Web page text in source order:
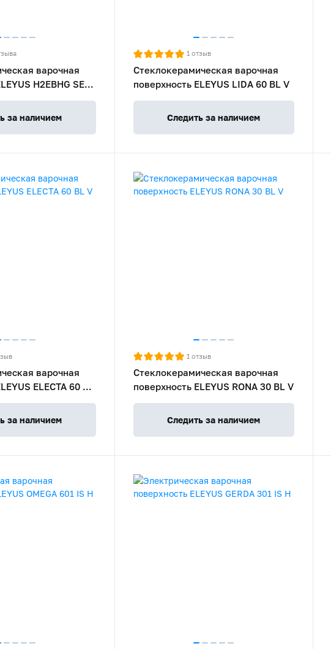
варочная
H2EBHG SE
за наличием
1 отзыв
Стеклокерамическая варочная
поверхность ELEYUS LIDA 60 BL V
Следить за наличием
варочная
ELECTA 60 BL
за наличием
1 отзыв
Стеклокерамическая варочная
поверхность ELEYUS RONA 30 BL V
Следить за наличием